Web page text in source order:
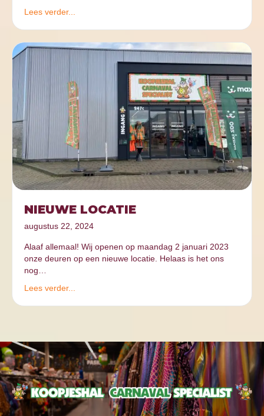
Lees verder...
NIEUWE LOCATIE
augustus 22, 2024
Alaaf allemaal! Wij openen op maandag 2 januari 2023
onze deuren op een nieuwe locatie. Helaas is het ons
nog…
Lees verder...